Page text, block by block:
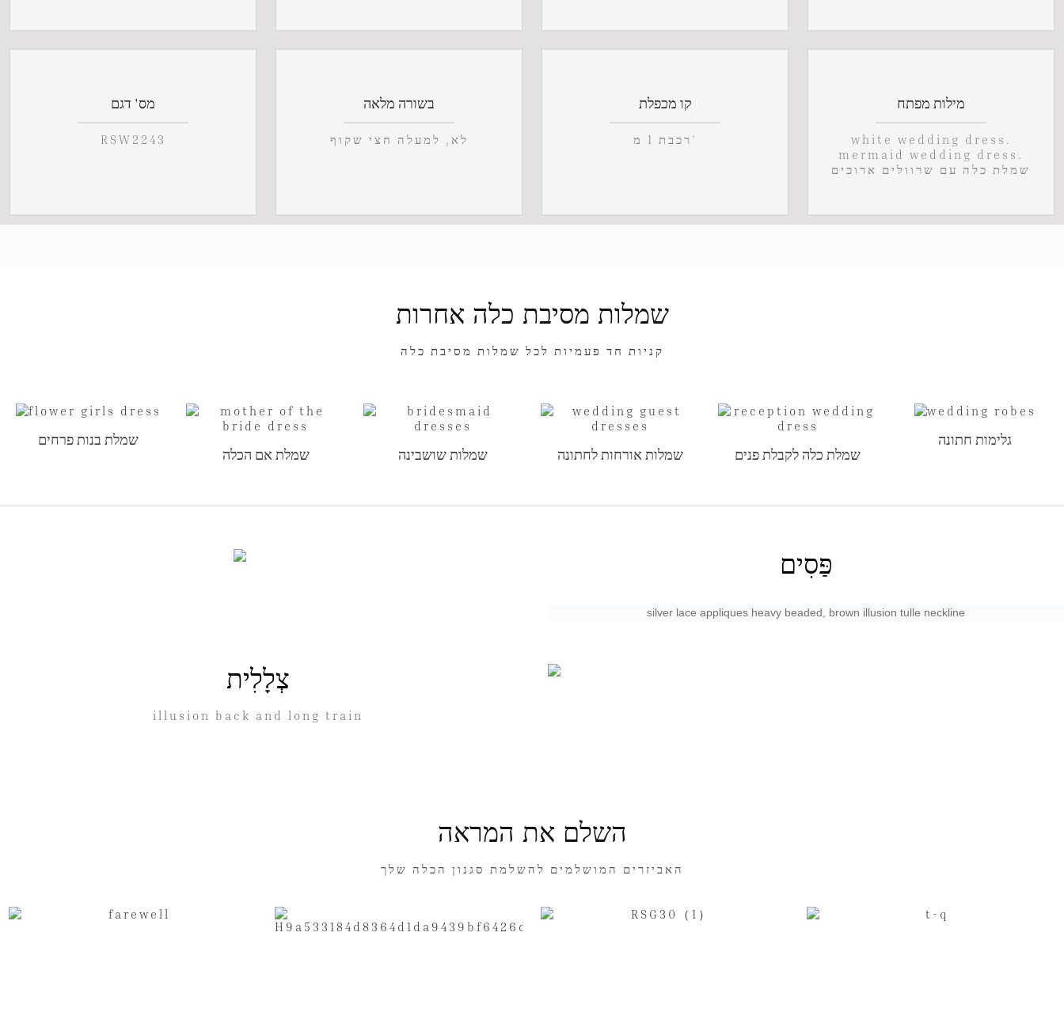
מס' דגם
RSW2243
בשורה מלאה
לא, למעלה חצי שקוף
קו מכפלת
רכבת 1 מ'
מילות מפתח
white wedding dress.
mermaid wedding dress.
שמלת כלה עם שרוולים ארוכים
שמלות מסיבת כלה אחרות
קניות חד פעמיות לכל שמלות מסיבת כלה
שמלת בנות פרחים
שמלת אם הכלה
שמלות שושבינה שמלות אורחות לחתונה שמלת כלה לקבלת פנים
גלימות חתונה
פַּסִים
silver lace appliques heavy beaded, brown illusion tulle neckline
צְלָלִית
illusion back and long train
השלם את המראה
האביזרים המושלמים להשלמת סגנון הכלה שלך